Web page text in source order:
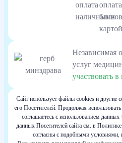
Независимая
услуг
участвовать
Сайт использует файлы cookies и другие
его Посетителей. Продолжая
соглашаетесь с использованием
данных Посетителей сайта см. в
согласны с подобными условиями,